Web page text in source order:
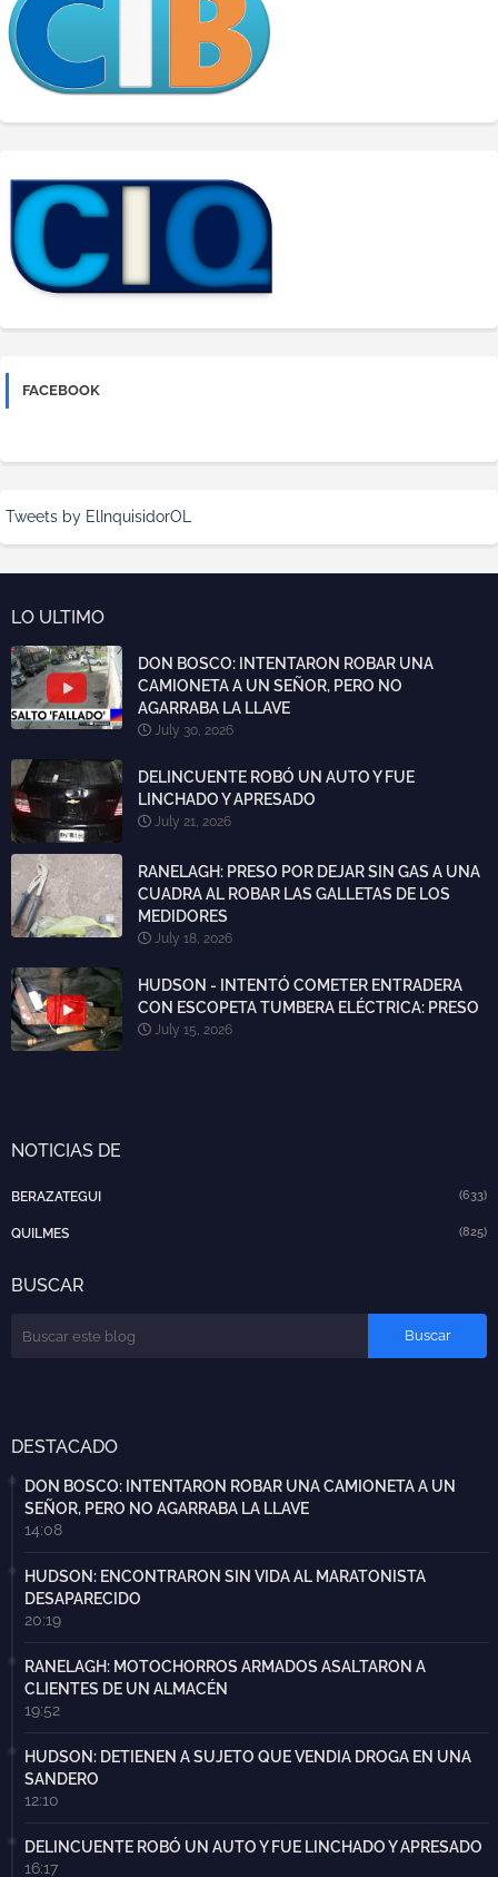
FACEBOOK
Tweets by ElInquisidorOL
LO ULTIMO
DON BOSCO: INTENTARON ROBAR UNA
CAMIONETA A UN SEÑOR, PERO NO
AGARRABA LA LLAVE
July 30, 2026
DELINCUENTE ROBÓ UN AUTO Y FUE
LINCHADO Y APRESADO
July 21, 2026
RANELAGH: PRESO POR DEJAR SIN GAS A UNA
CUADRA AL ROBAR LAS GALLETAS DE LOS
MEDIDORES
July 18, 2026
HUDSON - INTENTÓ COMETER ENTRADERA
CON ESCOPETA TUMBERA ELÉCTRICA: PRESO
July 15, 2026
NOTICIAS DE
BERAZATEGUI (633)
QUILMES (825)
BUSCAR
DESTACADO
DON BOSCO: INTENTARON ROBAR UNA CAMIONETA A UN
SEÑOR, PERO NO AGARRABA LA LLAVE
14:08
HUDSON: ENCONTRARON SIN VIDA AL MARATONISTA
DESAPARECIDO
20:19
RANELAGH: MOTOCHORROS ARMADOS ASALTARON A
CLIENTES DE UN ALMACÉN
19:52
HUDSON: DETIENEN A SUJETO QUE VENDIA DROGA EN UNA
SANDERO
12:10
DELINCUENTE ROBÓ UN AUTO Y FUE LINCHADO Y APRESADO
16:17